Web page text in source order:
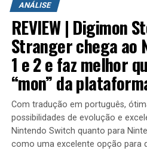
possível encontrar novas
equipamentos com upgrades e
missões que variam bastante
colocam o jogador contra
em áreas abertas, enquanto
regiões subterrâneas repletas
inimigos mais poderosos e
destruídas dentro de um limite
missão seja concluída.
ANÁLISE
REVIEW | Digimon
Stranger chega ao
1 e 2 e faz melhor
“mon” da
Com tradução em português,
possibilidades de evolução e
Nintendo Switch quanto para
como uma excelente opção para